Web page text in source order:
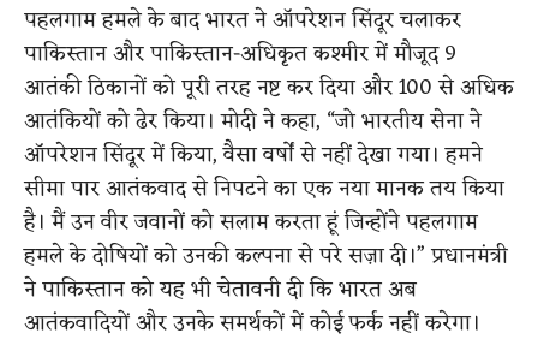
पहलगाम हमले के बाद भारत ने ऑपरेशन सिंदूर चलाकर
पाकिस्तान और पाकिस्तान-अधिकृत कश्मीर में मौजूद 9
आतंकी ठिकानों को पूरी तरह नष्ट कर दिया और 100 से अधिक
आतंकियों को ढेर किया। मोदी ने कहा, “जो भारतीय सेना ने
ऑपरेशन सिंदूर में किया, वैसा वर्षों से नहीं देखा गया। हमने
सीमा पार आतंकवाद से निपटने का एक नया मानक तय किया
है। मैं उन वीर जवानों को सलाम करता हूं जिन्होंने पहलगाम
हमले के दोषियों को उनकी कल्पना से परे सज़ा दी।” प्रधानमंत्री
ने पाकिस्तान को यह भी चेतावनी दी कि भारत अब
आतंकवादियों और उनके समर्थकों में कोई फर्क नहीं करेगा।